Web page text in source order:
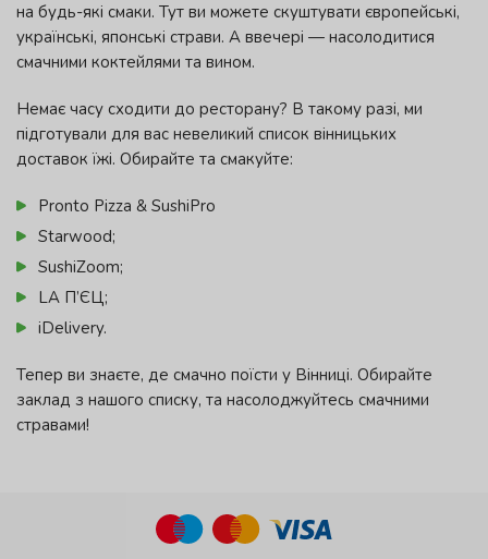
на будь-які смаки. Тут ви можете скуштувати європейські,
українські, японські страви. А ввечері — насолодитися
смачними коктейлями та вином.
Немає часу сходити до ресторану? В такому разі, ми
підготували для вас невеликий список вінницьких
доставок їжі. Обирайте та смакуйте:
Pronto Pizza & SushiPro
Starwood;
SushiZoom;
LA П’ЄЦ;
iDelivery.
Тепер ви знаєте, де смачно поїсти у Вінниці. Обирайте
заклад з нашого списку, та насолоджуйтесь смачними
стравами!